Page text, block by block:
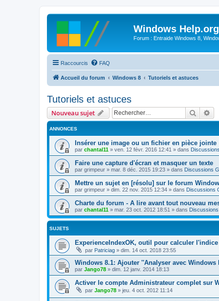
Windows Help.org
Forum : Entraide Windows 8,
Raccourcis FAQ
Accueil du forum Windows 8 Tutoriels et astuces
Tutoriels et astuces
Nouveau sujet
ANNONCES
Insérer une image ou un fichier en pièce jointe
par chantal11 » ven. 12 févr. 2016 12:41 » dans
Faire une capture d'écran et masquer un texte
par grimpeur » mar. 8 déc. 2015 19:23 » dans Discussions
Mettre un sujet en [résolu] sur le forum
par grimpeur » dim. 22 nov. 2015 12:34 » dans Discussions
Charte du forum - A lire avant tout nouveau
par chantal11 » mar. 23 oct. 2012 18:51 » dans
SUJETS
ExperienceIndexOK, outil pour calculer
par Patriciag » dim. 14 oct. 2018 23:55
Windows 8.1: Ajouter ''Analyser avec Windows
par Jango78 » dim. 12 janv. 2014 18:13
Activer le compte Administrateur complet sur
par Jango78 » jeu. 4 oct. 2012 11:14